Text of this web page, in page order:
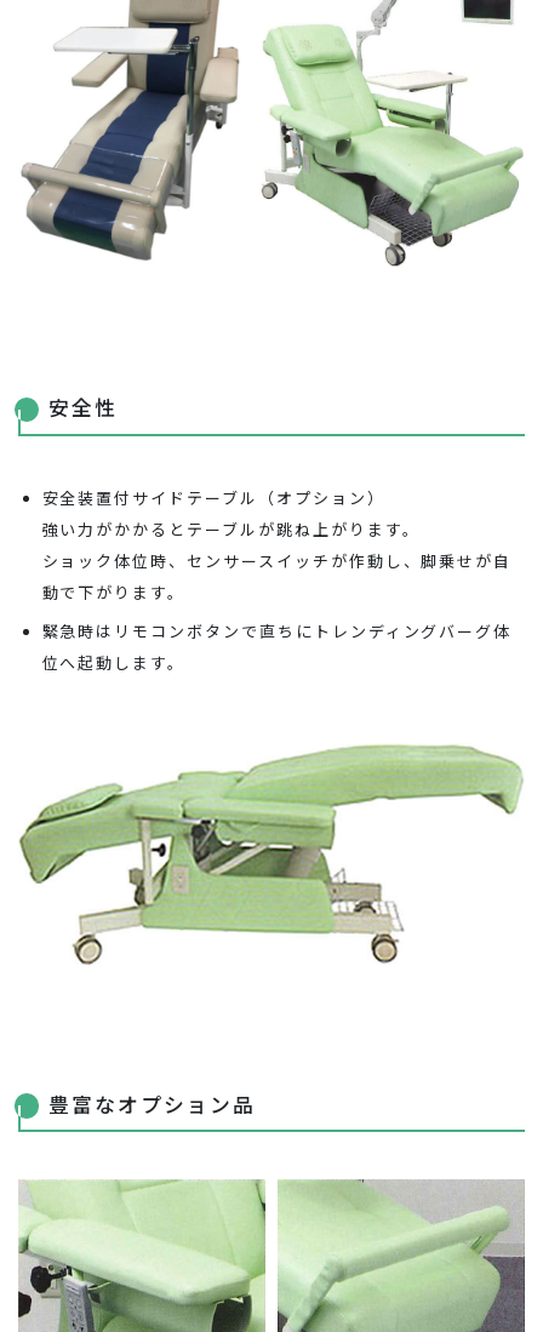
安全性
安全装置付サイドテーブル（オプション）
強い力がかかるとテーブルが跳ね上がります。
ショック体位時、センサースイッチが作動し、脚乗せが自
動で下がります。
緊急時はリモコンボタンで直ちにトレンディングバーグ体
位へ起動します。
豊富なオプション品